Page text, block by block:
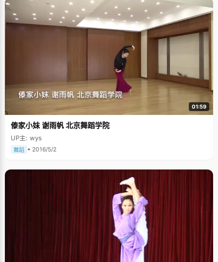
01:59
傣家小妺 谢雨帆 北京舞蹈学院
UP主: wys
舞蹈 • 2016/5/2